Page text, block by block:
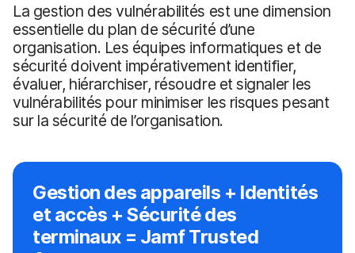
La gestion des vulnérabilités est une dimension
essentielle du plan de sécurité d’une
organisation. Les équipes informatiques et de
sécurité doivent impérativement identifier,
évaluer, hiérarchiser, résoudre et signaler les
vulnérabilités pour minimiser les risques pesant
sur la sécurité de l’organisation.
Gestion des appareils + Identités
et accès + Sécurité des
terminaux = Jamf Trusted